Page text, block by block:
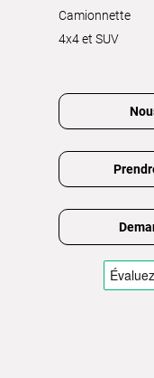
Camionnette
4x4 et SUV